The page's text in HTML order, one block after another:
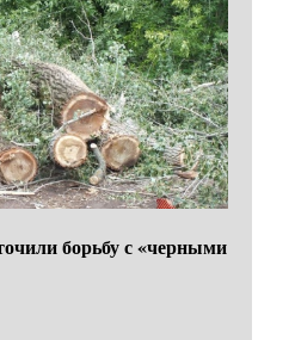
борьбу с «черными